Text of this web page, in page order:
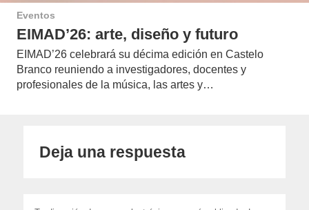
Eventos
EIMAD’26: arte, diseño y futuro
EIMAD’26 celebrará su décima edición en Castelo
Branco reuniendo a investigadores, docentes y
profesionales de la música, las artes y…
Deja una respuesta